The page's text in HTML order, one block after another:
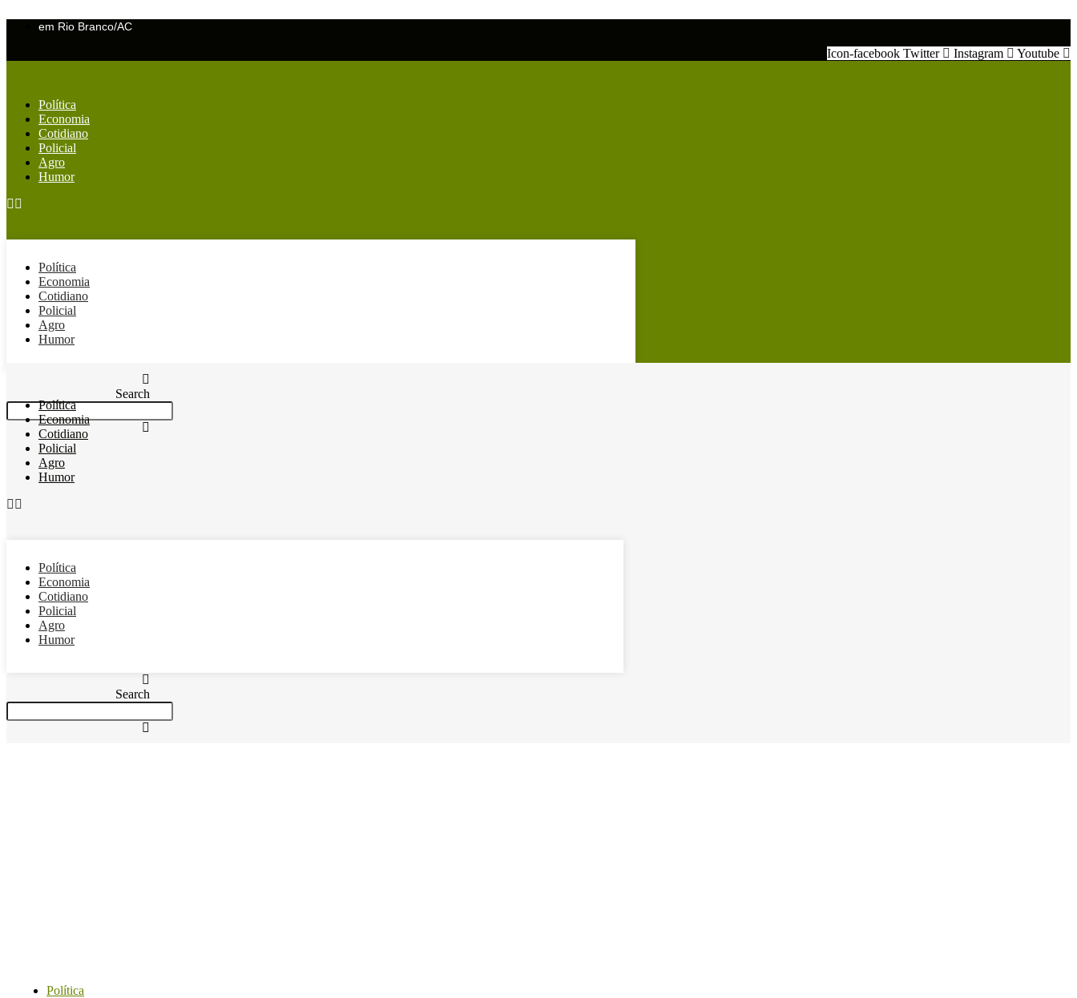
em Rio Branco/AC
Icon-facebook Twitter Instagram Youtube
Política
Economia
Cotidiano
Policial
Agro
Humor
Política
Economia
Cotidiano
Policial
Agro
Humor
Search
Política
Economia
Cotidiano
Policial
Agro
Humor
Política
Economia
Cotidiano
Policial
Agro
Humor
Search
Política